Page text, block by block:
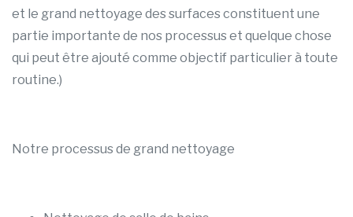
et le grand nettoyage des surfaces constituent une
partie importante de nos processus et quelque chose
qui peut être ajouté comme objectif particulier à toute
routine.)
Notre processus de grand nettoyage